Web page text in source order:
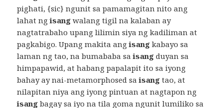
pighati, {sic} ngunit sa pamamagitan nito ang
lahat ngisang walang tigil na kalaban ay
nagtatrabaho upang lilimin siya ng kadiliman at
pagkabigo. Upang makita angisang kabayo sa
laman ng tao, na bumababa saisang duyan sa
himpapawid, at habang papalapit ito sa iyong
bahay ay nai-metamorphosed saisang tao, at
nilapitan niya ang iyong pintuan at nagtapon ng
isang bagay sa iyo na tila goma ngunit lumiliko sa